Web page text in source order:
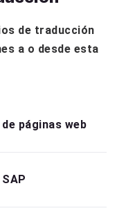
de traducción
a o desde esta
páginas web